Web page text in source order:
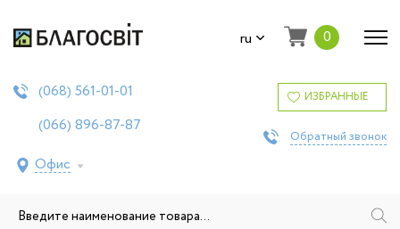
ru 0
(068) 561-01-01
(066) 896-87-87
Офис
ИЗБРАННЫЕ
Обратный звонок